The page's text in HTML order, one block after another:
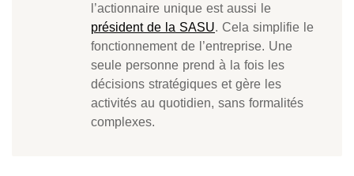
l’actionnaire unique est aussi le
président de la SASU. Cela simplifie le
fonctionnement de l’entreprise. Une
seule personne prend à la fois les
décisions stratégiques et gère les
activités au quotidien, sans formalités
complexes.